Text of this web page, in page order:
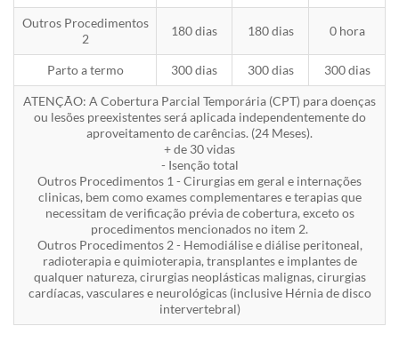
Outros Procedimentos
2
180 dias 180 dias 0 hora
Parto a termo 300 dias 300 dias 300 dias
ATENÇÃO: A Cobertura Parcial Temporária (CPT) para doenças
ou lesões preexistentes será aplicada independentemente do
aproveitamento de carências. (24 Meses).
+ de 30 vidas
- Isenção total
Outros Procedimentos 1 - Cirurgias em geral e internações
clinicas, bem como exames complementares e terapias que
necessitam de verificação prévia de cobertura, exceto os
procedimentos mencionados no item 2.
Outros Procedimentos 2 - Hemodiálise e diálise peritoneal,
radioterapia e quimioterapia, transplantes e implantes de
qualquer natureza, cirurgias neoplásticas malignas, cirurgias
cardíacas, vasculares e neurológicas (inclusive Hérnia de disco
intervertebral)